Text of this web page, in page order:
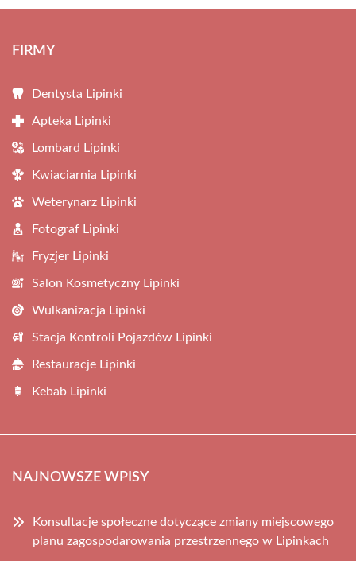
FIRMY
Dentysta Lipinki
Apteka Lipinki
Lombard Lipinki
Kwiaciarnia Lipinki
Weterynarz Lipinki
Fotograf Lipinki
Fryzjer Lipinki
Salon Kosmetyczny Lipinki
Wulkanizacja Lipinki
Stacja Kontroli Pojazdów Lipinki
Restauracje Lipinki
Kebab Lipinki
NAJNOWSZE WPISY
Konsultacje społeczne dotyczące zmiany miejscowego
planu zagospodarowania przestrzennego w Lipinkach